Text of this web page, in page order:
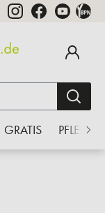
GRATIS PFLEGE